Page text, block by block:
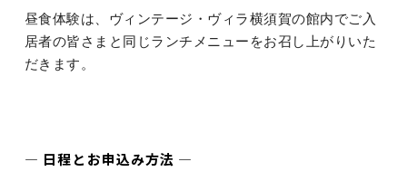
昼食体験は、ヴィンテージ・ヴィラ横須賀の館内でご入
居者の皆さまと同じランチメニューをお召し上がりいた
だきます。
― 日程とお申込み方法 ―